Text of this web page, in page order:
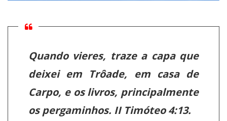
Quando vieres, traze a capa que
deixei em Trôade, em casa de
Carpo, e os livros, principalmente
os pergaminhos. II Timóteo 4:13.